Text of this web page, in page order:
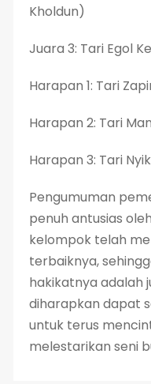
Kholdun)
Juara 3: Tari Egol
Harapan 1: Tari
Harapan 2: Tari
Harapan 3: Tari
Pengumuman
penuh antusias
kelompok telah
terbaiknya,
hakikatnya adalah
diharapkan dapat
untuk terus
melestarikan seni